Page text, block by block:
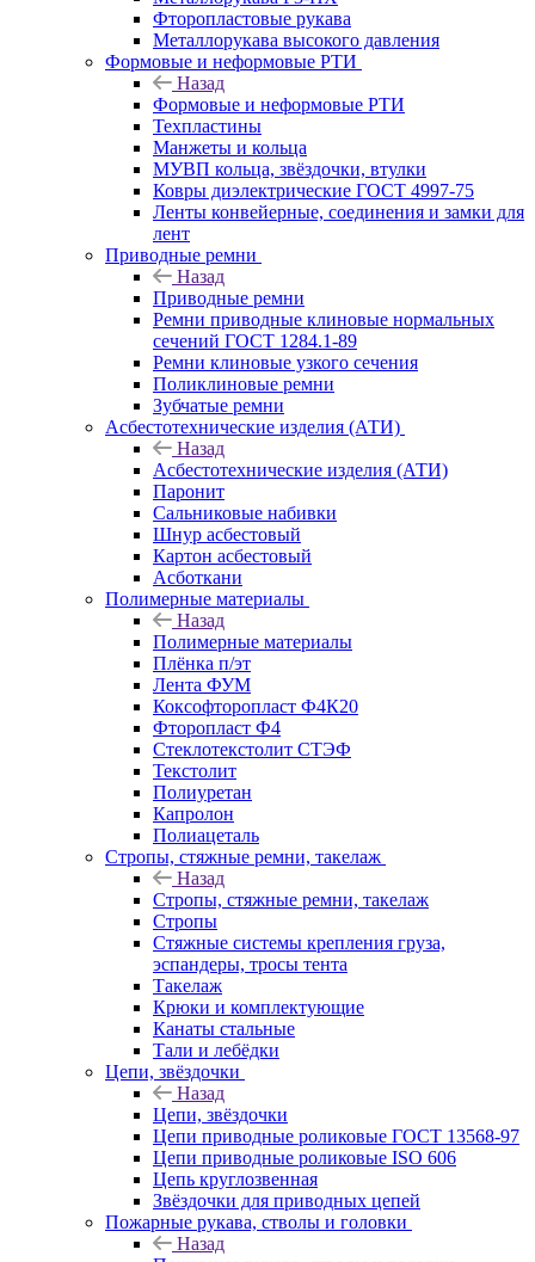
Фторопластовые рукава
Металлорукава высокого давления
Формовые и неформовые РТИ
Назад
Формовые и неформовые РТИ
Техпластины
Манжеты и кольца
МУВП кольца, звёздочки, втулки
Ковры диэлектрические ГОСТ 4997-75
Ленты конвейерные, соединения и замки для
лент
Приводные ремни
Назад
Приводные ремни
Ремни приводные клиновые нормальных
сечений ГОСТ 1284.1-89
Ремни клиновые узкого сечения
Поликлиновые ремни
Зубчатые ремни
Асбестотехнические изделия (АТИ)
Назад
Асбестотехнические изделия (АТИ)
Паронит
Сальниковые набивки
Шнур асбестовый
Картон асбестовый
Асботкани
Полимерные материалы
Назад
Полимерные материалы
Плёнка п/эт
Лента ФУМ
Коксофторопласт Ф4К20
Фторопласт Ф4
Стеклотекстолит СТЭФ
Текстолит
Полиуретан
Капролон
Полиацеталь
Стропы, стяжные ремни, такелаж
Назад
Стропы, стяжные ремни, такелаж
Стропы
Стяжные системы крепления груза,
эспандеры, тросы тента
Такелаж
Крюки и комплектующие
Канаты стальные
Тали и лебёдки
Цепи, звёздочки
Назад
Цепи, звёздочки
Цепи приводные роликовые ГОСТ 13568-97
Цепи приводные роликовые ISO 606
Цепь круглозвенная
Звёздочки для приводных цепей
Пожарные рукава, стволы и головки
Назад